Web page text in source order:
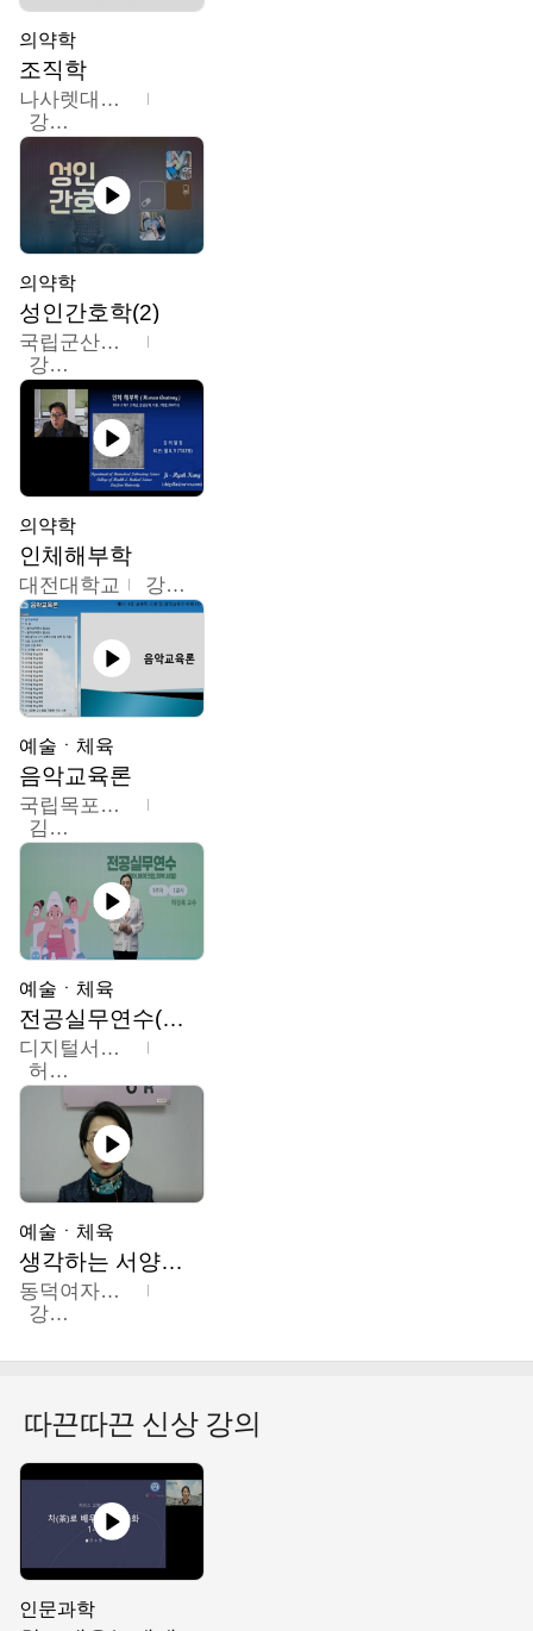
의약학
조직학
나사렛대학교
강지언
의약학
성인간호학(2)
국립군산대학교
강경아
의약학
인체해부학
대전대학교 강지혁
예술ㆍ체육
음악교육론
국립목포대학교
김신영
예술ㆍ체육
전공실무연수(헤어,메이크업,피부,네일)
디지털서울문화예술대학교
허정록
예술ㆍ체육
생각하는 서양미술의 이해
동덕여자대학교
강수미
따끈따끈 신상 강의
인문과학